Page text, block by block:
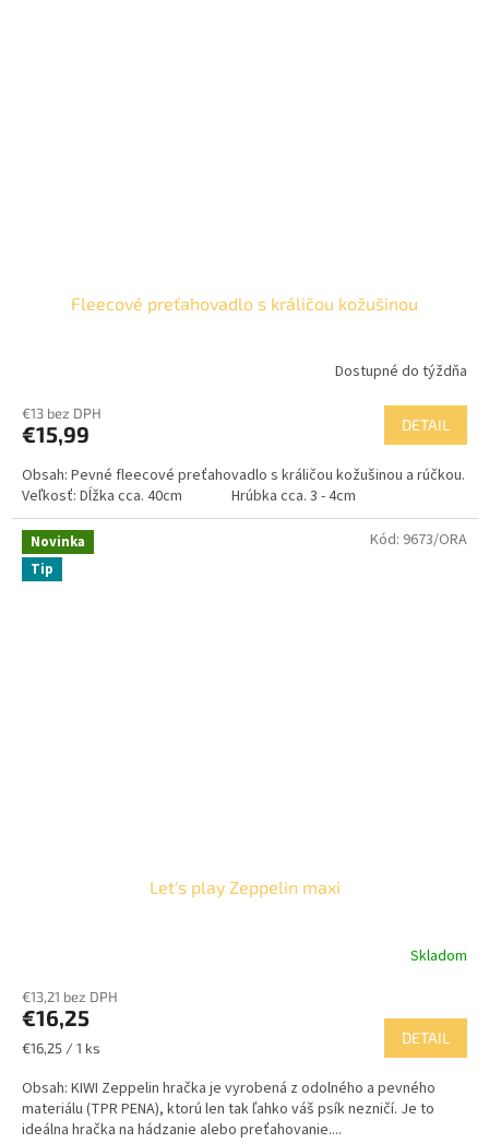
Fleecové preťahovadlo s králičou kožušinou
Dostupné do týždňa
€13 bez DPH
€15,99 DETAIL
Obsah: Pevné fleecové preťahovadlo s králičou kožušinou a rúčkou.
Veľkosť: Dĺžka cca. 40cm Hrúbka cca. 3 - 4cm
Novinka
Tip
Let's play Zeppelin maxi
Skladom
€13,21 bez DPH
€16,25
Jednotková
€16,25 / 1 ks
DETAIL
Obsah: KIWI Zeppelin hračka je vyrobená z odolného a pevného
materiálu (TPR PENA), ktorú len tak ľahko váš psík nezničí. Je to
ideálna hračka na hádzanie alebo preťahovanie....
Kód: 9673/ORA